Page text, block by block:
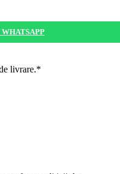
livrare.*